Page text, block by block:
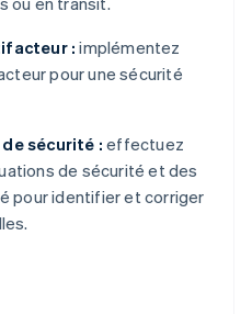
: implémentez
pour une sécurité
sécurité : effectuez
de sécurité et des
pour identifier et corriger